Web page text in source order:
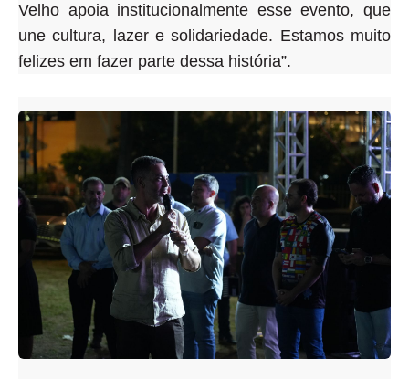
Velho apoia institucionalmente esse evento, que
une cultura, lazer e solidariedade. Estamos muito
felizes em fazer parte dessa história”.